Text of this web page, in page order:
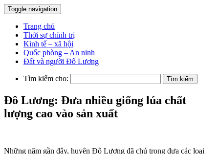
Toggle navigation
Trang chủ
Thời sự chính trị
Kinh tế – xã hội
Quốc phòng – An ninh
Đất và người Đô Lương
Tìm kiếm cho:
Đô Lương: Đưa nhiều giống lúa chất
lượng cao vào sản xuất
Những năm gần đây, huyện Đô Lương đã chú trọng đưa các loại